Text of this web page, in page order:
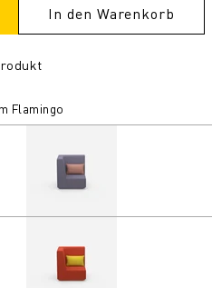
In den Warenkorb
Flamingo